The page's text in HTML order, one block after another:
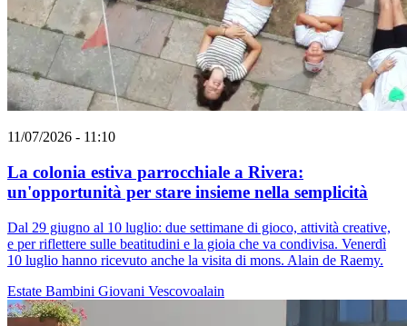
11/07/2026 - 11:10
La colonia estiva parrocchiale a Rivera:
un'opportunità per stare insieme nella semplicità
Dal 29 giugno al 10 luglio: due settimane di gioco, attività creative,
e per riflettere sulle beatitudini e la gioia che va condivisa. Venerdì
10 luglio hanno ricevuto anche la visita di mons. Alain de Raemy.
Estate Bambini Giovani Vescovoalain